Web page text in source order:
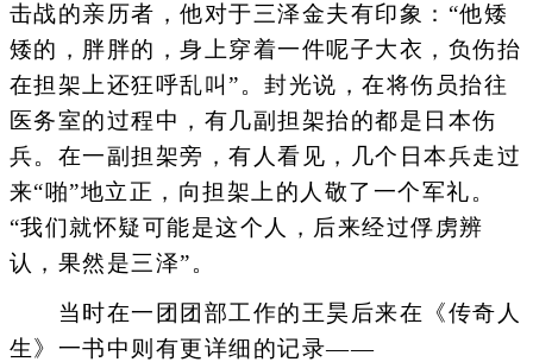
击战的亲历者，他对于三泽金夫有印象：“他矮
矮的，胖胖的，身上穿着一件呢子大衣，负伤抬
在担架上还狂呼乱叫”。封光说，在将伤员抬往
医务室的过程中，有几副担架抬的都是日本伤
兵。在一副担架旁，有人看见，几个日本兵走过
来“啪”地立正，向担架上的人敬了一个军礼。
“我们就怀疑可能是这个人，后来经过俘虏辨
认，果然是三泽”。
当时在一团团部工作的王昊后来在《传奇人
生》一书中则有更详细的记录——